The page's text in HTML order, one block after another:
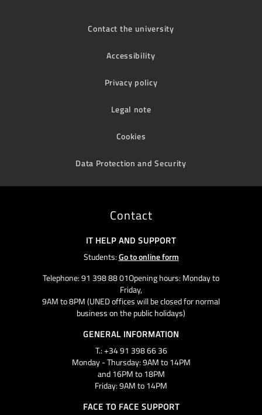
Contact the university
Accessibility
Privacy policy
Legal note
Cookies
Data Protection and Security
Contact
IT HELP AND SUPPORT
Students:Go to online form
Telephone: 91 398 88 01Opening hours: Monday to
Friday,
9AM to 8PM (UNED offices will be closed for normal
business on the public holidays)
GENERAL INFORMATION
T.: +34 91 398 66 36
Monday - Thursday: 9AM to 14PM
and 16PM to 18PM
Friday: 9AM to 14PM
FACE TO FACE SUPPORT